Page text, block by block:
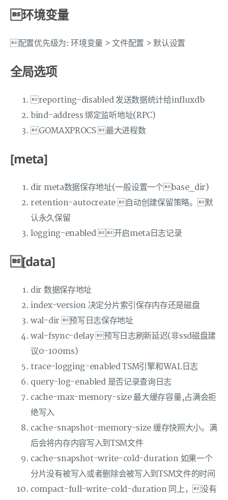
环境变量
配置优先级为: 环境变量 > 文件配置 > 默认设置
全局选项
reporting-disabled 发送数据统计给influxdb
bind-address 绑定监听地址(RPC)
GOMAXPROCS 最大进程数
[meta]
dir meta数据保存地址(一般设置一个base_dir)
retention-autocreate 自动创建保留策略。默
认永久保留
logging-enabled 开启meta日志记录
[data]
dir 数据保存地址
index-version 决定分片索引保存内存还是磁盘
wal-dir 预写日志保存地址
wal-fsync-delay 预写日志刷新延迟(非ssd磁盘建
议0-100ms)
trace-logging-enabled TSM引擎和WAL日志
query-log-enabled 是否记录查询日志
cache-max-memory-size 最大缓存容量,占满会拒
绝写入
cache-snapshot-memory-size 缓存快照大小。满
后会将内存内容写入到TSM文件
cache-snapshot-write-cold-duration 如果一个
分片没有被写入或者删除会被写入到TSM文件的时间
compact-full-write-cold-duration 同上，没有